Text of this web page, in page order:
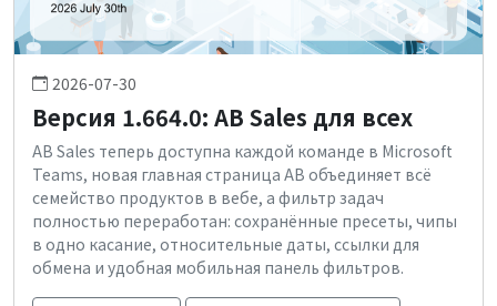
2026-07-30
Версия 1.664.0: AB Sales для всех
AB Sales теперь доступна каждой команде в Microsoft
Teams, новая главная страница AB объединяет всё
семейство продуктов в вебе, а фильтр задач
полностью переработан: сохранённые пресеты, чипы
в одно касание, относительные даты, ссылки для
обмена и удобная мобильная панель фильтров.